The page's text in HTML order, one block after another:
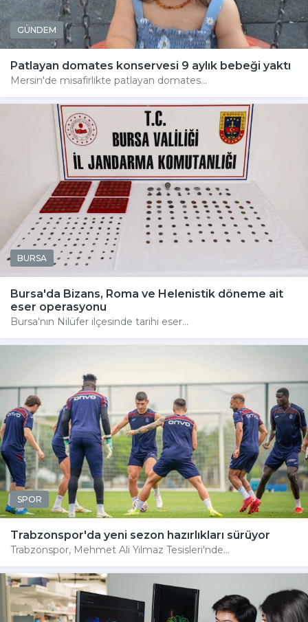
GÜNDEM
Patlayan domates konservesi 9 aylık bebeği yaktı
Mersin'de misafirlikte patlayan domates...
BURSA
Bursa'da Bizans, Roma ve Helenistik döneme ait
eser operasyonu
Bursa'nın Nilüfer ilçesinde tarihi eser...
SPOR
Trabzonspor'da yeni sezon hazırlıkları sürüyor
Trabzonspor, Mehmet Ali Yılmaz Tesisleri'nde...